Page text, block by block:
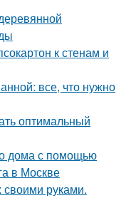
к стенам и
все, что нужно
оптимальный
дома с помощью
в Москве
своими руками.